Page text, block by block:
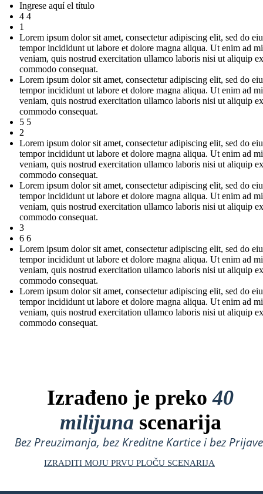
Ingrese aquí el título
4 4
1
Lorem ipsum dolor sit amet, consectetur adipiscing elit, sed do
tempor incididunt ut labore et dolore magna aliqua. Ut enim ad
veniam, quis nostrud exercitation ullamco laboris nisi ut aliquip
commodo consequat.
Lorem ipsum dolor sit amet, consectetur adipiscing elit, sed do
tempor incididunt ut labore et dolore magna aliqua. Ut enim ad
veniam, quis nostrud exercitation ullamco laboris nisi ut aliquip
commodo consequat.
5 5
2
Lorem ipsum dolor sit amet, consectetur adipiscing elit, sed do
tempor incididunt ut labore et dolore magna aliqua. Ut enim ad
veniam, quis nostrud exercitation ullamco laboris nisi ut aliquip
commodo consequat.
Lorem ipsum dolor sit amet, consectetur adipiscing elit, sed do
tempor incididunt ut labore et dolore magna aliqua. Ut enim ad
veniam, quis nostrud exercitation ullamco laboris nisi ut aliquip
commodo consequat.
3
6 6
Lorem ipsum dolor sit amet, consectetur adipiscing elit, sed do
tempor incididunt ut labore et dolore magna aliqua. Ut enim ad
veniam, quis nostrud exercitation ullamco laboris nisi ut aliquip
commodo consequat.
Lorem ipsum dolor sit amet, consectetur adipiscing elit, sed do
tempor incididunt ut labore et dolore magna aliqua. Ut enim ad
veniam, quis nostrud exercitation ullamco laboris nisi ut aliquip
commodo consequat.
Izrađeno je preko40
milijuna scenarija
Bez Preuzimanja, bez Kreditne Kartice i bez
IZRADITI MOJU PRVU PLOČU SCENARIJA